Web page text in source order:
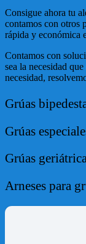
Consigue ahora tu
contamos con otros
rápida y económica
Contamos con
sea la necesidad
necesidad,
Grúas
Grúas
Grúas
Arneses para